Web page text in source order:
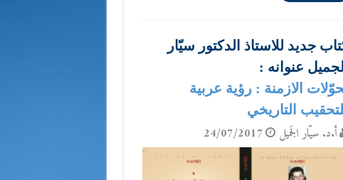
جديد للاستاذ الدكتور سيّار
الجميل عنوانه :
الازمنة : رؤية عربية
التاريخي
أ.د. سيّار الجَميل 24/07/2017